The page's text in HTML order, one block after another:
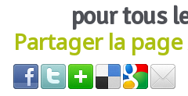
pour tous
Partager la